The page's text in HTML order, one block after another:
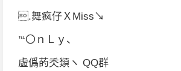
.舞疯仔ＸMiss↘
℡〇ｎＬｙ、
虛僞菂秂類ヽ QQ群